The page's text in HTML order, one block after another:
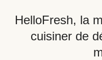
HelloFresh, la
cuisiner de